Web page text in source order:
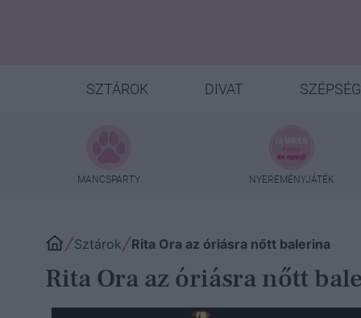
SZTÁROK DIVAT SZÉPSÉG
MANCSPARTY NYEREMÉNYJÁTÉK
Sztárok Rita Ora az óriásra nőtt balerina
Rita Ora az óriásra nőtt